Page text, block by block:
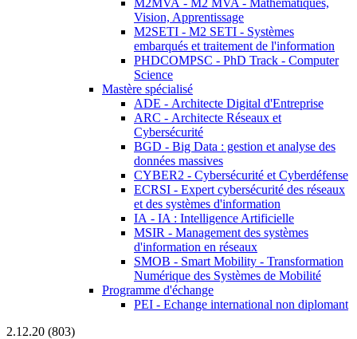
M2MVA - M2 MVA - Mathématiques,
Vision, Apprentissage
M2SETI - M2 SETI - Systèmes
embarqués et traitement de l'information
PHDCOMPSC - PhD Track - Computer
Science
Mastère spécialisé
ADE - Architecte Digital d'Entreprise
ARC - Architecte Réseaux et
Cybersécurité
BGD - Big Data : gestion et analyse des
données massives
CYBER2 - Cybersécurité et Cyberdéfense
ECRSI - Expert cybersécurité des réseaux
et des systèmes d'information
IA - IA : Intelligence Artificielle
MSIR - Management des systèmes
d'information en réseaux
SMOB - Smart Mobility - Transformation
Numérique des Systèmes de Mobilité
Programme d'échange
PEI - Echange international non diplomant
2.12.20 (803)